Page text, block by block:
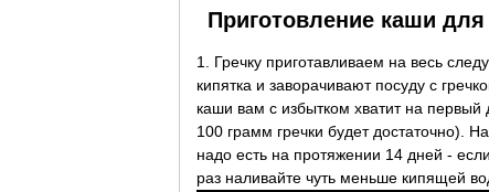
Приготовление каши
1. Гречку приготавливаем на весь
кипятка и заворачивают посуду с
каши вам с избытком хватит на
100 грамм гречки будет достаточно).
надо есть на протяжении 14 дней -
раз наливайте чуть меньше кипящей